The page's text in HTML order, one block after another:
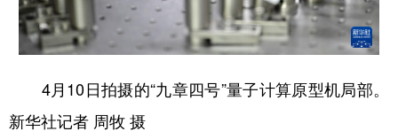
4月10日拍摄的“九章四号”量子计算原型机局部。
新华社记者 周牧 摄